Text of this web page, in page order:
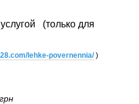
(только для
lehke-povernennia/)